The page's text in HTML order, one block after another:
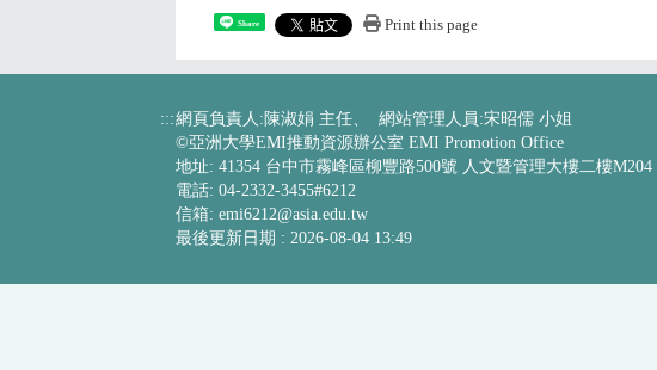
Share Print this page
:::網頁負責人:陳淑娟 主任、 網站管理人員:宋昭儒 小姐
©亞洲大學EMI推動資源辦公室 EMI Promotion Office
地址: 41354 台中市霧峰區柳豐路500號 人文暨管理大樓二樓M204
電話: 04-2332-3455#6212
信箱: emi6212@asia.edu.tw
最後更新日期 : 2026-08-04 13:49